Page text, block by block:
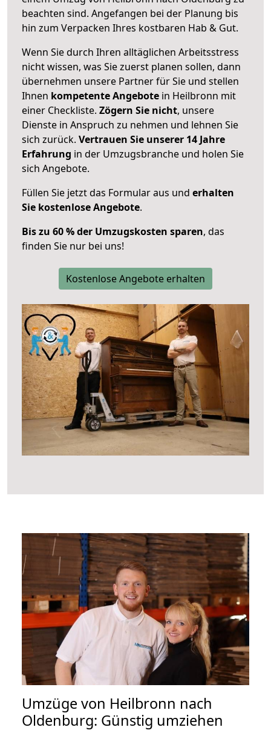
beachten sind. Angefangen bei der Planung bis
hin zum Verpacken Ihres kostbaren Hab & Gut.
Wenn Sie durch Ihren alltäglichen Arbeitsstress
nicht wissen, was Sie zuerst planen sollen, dann
übernehmen unsere Partner für Sie und stellen
Ihnen kompetente Angebote in Heilbronn mit
einer Checkliste. Zögern Sie nicht, unsere
Dienste in Anspruch zu nehmen und lehnen Sie
sich zurück. Vertrauen Sie unserer 14 Jahre
Erfahrung in der Umzugsbranche und holen Sie
sich Angebote.
Füllen Sie jetzt das Formular aus und erhalten
Sie kostenlose Angebote.
Bis zu 60 % der Umzugskosten sparen, das
finden Sie nur bei uns!
Kostenlose Angebote erhalten
Umzüge von Heilbronn nach
Oldenburg: Günstig umziehen